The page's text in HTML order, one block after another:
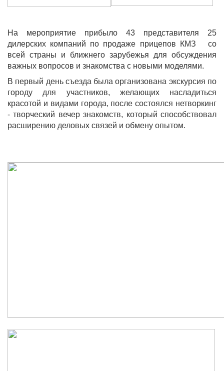
На мероприятие прибыло 43 представителя 25
дилерских компаний по продаже прицепов КМЗ со
всей страны и ближнего зарубежья для обсуждения
важных вопросов и знакомства с новыми моделями.
В первый день съезда была организована экскурсия по
городу для участников, желающих насладиться
красотой и видами города, после состоялся нетворкинг
-творческий вечер знакомств, который способствовал
расширению деловых связей и обмену опытом.